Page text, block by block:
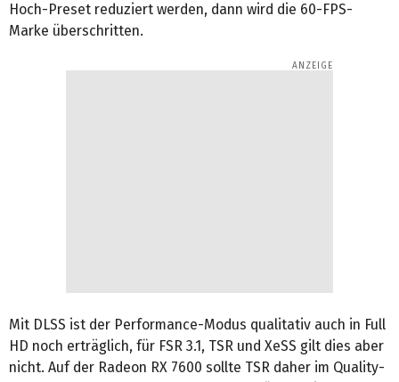
Hoch-Preset reduziert werden, dann wird die 60-FPS-
Marke überschritten.
Mit DLSS ist der Performance-Modus qualitativ auch in Full
HD noch erträglich, für FSR 3.1, TSR und XeSS gilt dies aber
nicht. Auf der Radeon RX 7600 sollte TSR daher im Quality-